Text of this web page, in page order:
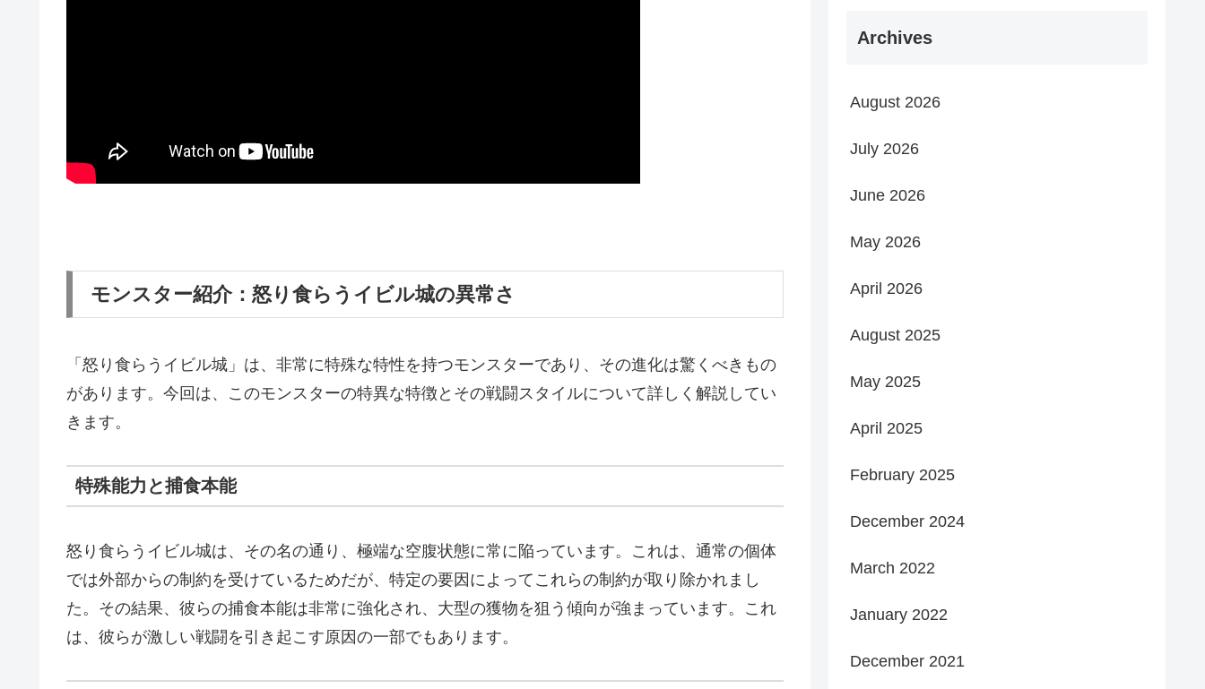
モンスター紹介：怒り食らうイビル城の異常さ
「怒り食らうイビル城」は、非常に特殊な特性を持つモンスターであり、その進化は驚くべきもの
があります。今回は、このモンスターの特異な特徴とその戦闘スタイルについて詳しく解説してい
きます。
特殊能力と捕食本能
怒り食らうイビル城は、その名の通り、極端な空腹状態に常に陥っています。これは、通常の個体
では外部からの制約を受けているためだが、特定の要因によってこれらの制約が取り除かれまし
た。その結果、彼らの捕食本能は非常に強化され、大型の獲物を狙う傾向が強まっています。これ
は、彼らが激しい戦闘を引き起こす原因の一部でもあります。
Archives
August 2026
July 2026
June 2026
May 2026
April 2026
August 2025
May 2025
April 2025
February 2025
December 2024
March 2022
January 2022
December 2021